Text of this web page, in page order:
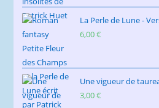
La Perle de Lune -
6,00€
Une vigueur de
3,00€